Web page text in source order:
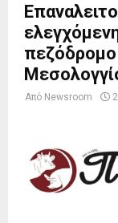
Από Newsroom